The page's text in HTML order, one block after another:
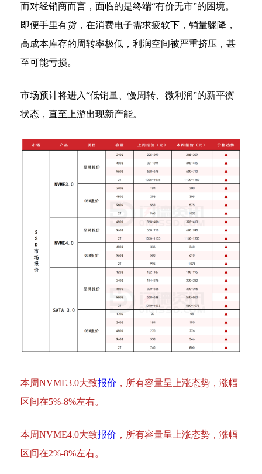
而对经销商而言，面临的是终端“有价无市”的困境。
即便手里有货，在消费电子需求疲软下，销量骤降，
高成本库存的周转率极低，利润空间被严重挤压，甚
至可能亏损。
市场预计将进入“低销量、慢周转、微利润”的新平衡
状态，直至上游出现新产能。
本周NVME3.0大致报价 ，所有容量呈上涨态势，涨幅
区间在5%-8%左右。
本周NVME4.0大致报价 ，所有容量呈上涨态势，涨幅
区间在2%-8%左右。